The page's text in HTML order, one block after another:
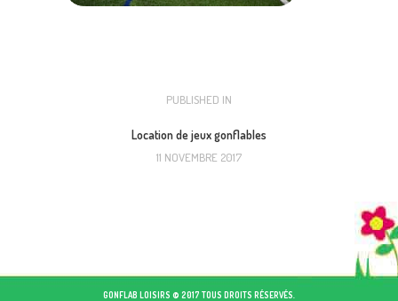
NAVIGATION
PUBLISHED IN
Location de jeux gonflables
11 NOVEMBRE 2017
GONFLAB LOISIRS © 2017 TOUS DROITS RÉSERVÉS.